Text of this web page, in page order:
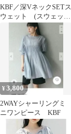
KBF／深VネックSETス
ウェット (スウェット
＋タンクトップ)
¥3,800
2WAYシャーリングミ
ニワンピース KBF